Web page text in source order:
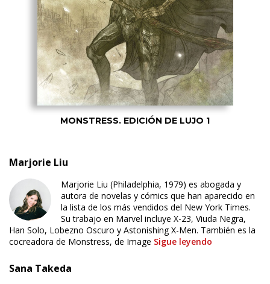
MONSTRESS. EDICIÓN DE LUJO 1
Marjorie Liu
Marjorie Liu (Philadelphia, 1979) es abogada y
autora de novelas y cómics que han aparecido en
la lista de los más vendidos del New York Times.
Su trabajo en Marvel incluye X-23, Viuda Negra,
Han Solo, Lobezno Oscuro y Astonishing X-Men. También es la
cocreadora de Monstress, de Image Sigue leyendo
Sana Takeda